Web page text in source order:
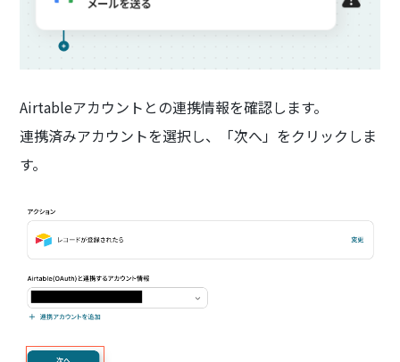
Airtableアカウントとの連携情報を確認します。
連携済みアカウントを選択し、「次へ」をクリックしま
す。